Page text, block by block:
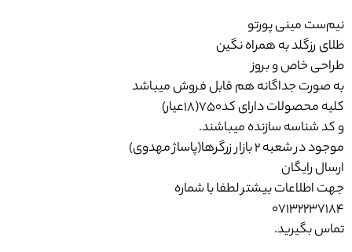
نیم‌ست مینی پورتو
طلای رزگلد به همراه نگین
طراحی خاص و بروز
به صورت جداگانه هم قابل فروش میباشد
کلیه محصولات دارای کد750(18عیار)
و کد شناسه سازنده میباشند.
موجود در شعبه ۲ بازار زرگرها(پاساژ مهدوی)
ارسال رایگان
جهت اطلاعات بیشتر لطفا با شماره
07132237184
تماس بگیرید.